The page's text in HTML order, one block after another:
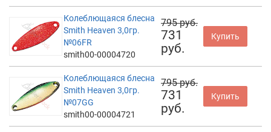
Колеблющаяся блесна
Smith Heaven 3,0гр.
№06FR
smith00-00004720
795 руб.
731
руб.
Купить
Колеблющаяся блесна
Smith Heaven 3,0гр.
№07GG
smith00-00004721
795 руб.
731
руб.
Купить